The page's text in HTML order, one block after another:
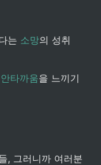
는 소망의 성취
안타까움을 느끼기
, 그러니까 여러분